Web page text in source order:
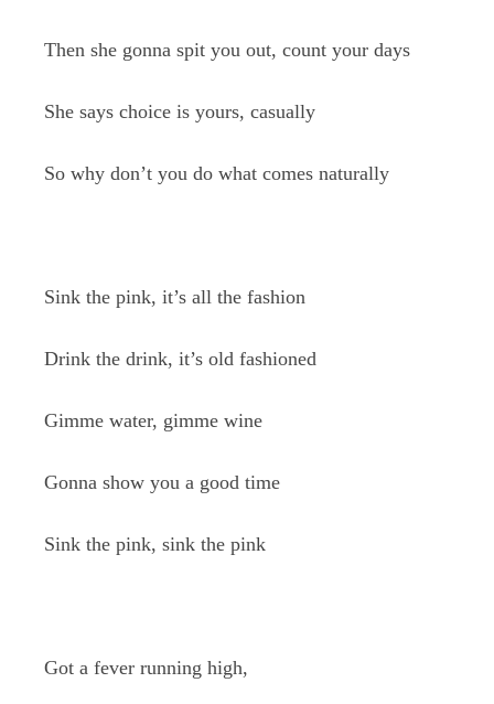
Then she gonna spit you out, count your days
She says choice is yours, casually
So why don’t you do what comes naturally
Sink the pink, it’s all the fashion
Drink the drink, it’s old fashioned
Gimme water, gimme wine
Gonna show you a good time
Sink the pink, sink the pink
Got a fever running high,